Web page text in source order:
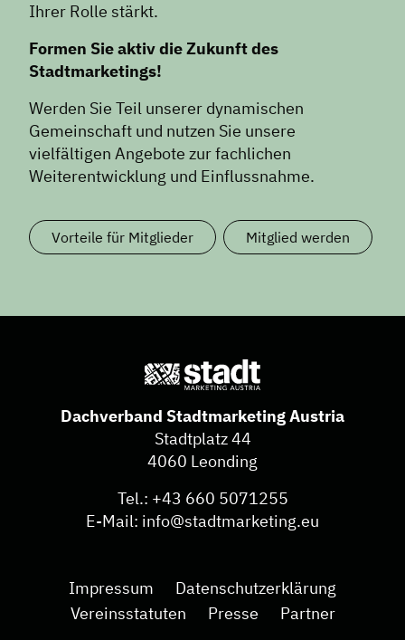
Ihrer Rolle stärkt.
Formen Sie aktiv die Zukunft des
Stadtmarketings!
Werden Sie Teil unserer dynamischen
Gemeinschaft und nutzen Sie unsere
vielfältigen Angebote zur fachlichen
Weiterentwicklung und Einflussnahme.
Vorteile für Mitglieder Mitglied werden
Dachverband Stadtmarketing Austria
Stadtplatz 44
4060 Leonding
Tel.: +43 660 5071255
E-Mail: info@stadtmarketing.eu
Impressum
Datenschutzerklärung
Vereinsstatuten
Presse Partner